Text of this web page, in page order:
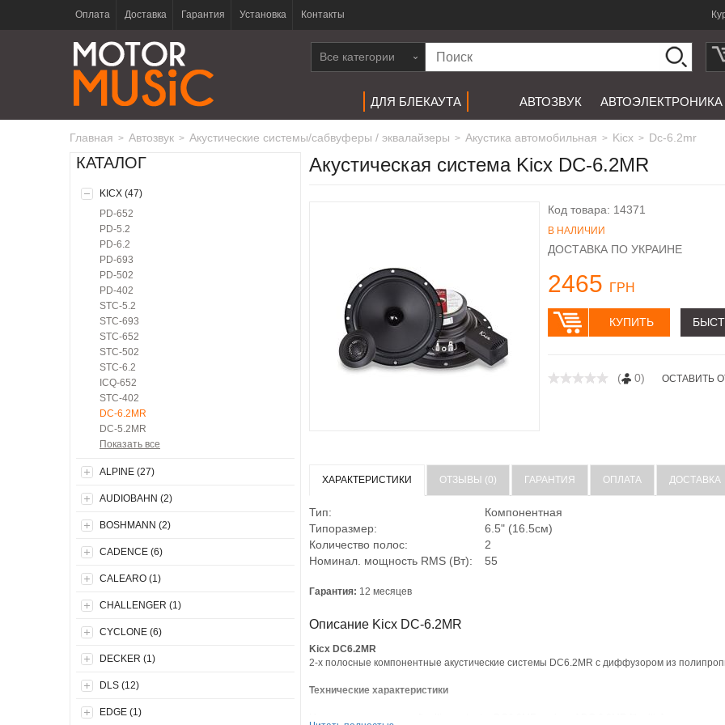
Оплата Доставка Гарантия Установка Контакты
Все категории
ДЛЯ БЛЕКАУТА АВТОЗВУК
Главная > автозвук > акустические системы/сабвуферы / эквалайзеры > акустика автомобильная > kicx > Dc-6.2mr
КАТАЛОГ
KICX (47)
PD-652
PD-5.2
PD-6.2
PD-693
PD-502
PD-402
STC-5.2
STC-693
STC-652
STC-502
STC-6.2
ICQ-652
STC-402
DC-6.2MR
DC-5.2MR
Показать все
ALPINE (27)
AUDIOBAHN (2)
BOSHMANN (2)
CADENCE (6)
CALEARO (1)
CHALLENGER (1)
CYCLONE (6)
DECKER (1)
DLS (12)
EDGE (1)
Акустическая система Kicx DC-6.2MR
Код товара: 14371
В НАЛИЧИИ
ДОСТАВКА ПО УКРАИНЕ
2465 ГРН
КУПИТЬ
( 0) ОСТАВИТЬ
ХАРАКТЕРИСТИКИ ОТЗЫВЫ (0) ГАРАНТИЯ ОПЛАТА ДОСТАВКА
Тип:
Компонентная
Типоразмер:
6.5" (16.5см)
Количество полос:
2
Номинал. мощность RMS (Вт):
55
Гарантия: 12 месяцев
Описание Kicx DC-6.2MR
Kicx DC6.2MR
2-x полосные компонентные акустические системы DC6.2MR с диффузором из
Технические характеристики